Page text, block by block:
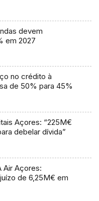
devem
em 2027
no crédito à
de 50% para 45%
Açores: “225M€
debelar dívida”
Air Açores:
de 6,25M€ em